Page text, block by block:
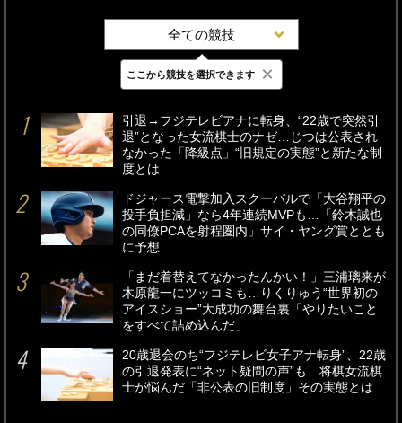
全ての競技
最新 24時間 週間
引退→フジテレビアナに転身、“22歳で突然引
退”となった女流棋士のナゼ…じつは公表され
なかった「降級点」“旧規定の実態”と新たな制
度とは
ドジャース電撃加入スクーバルで「大谷翔平の
投手負担減」なら4年連続MVPも…「鈴木誠也
の同僚PCAを射程圏内」サイ・ヤング賞ととも
に予想
「まだ着替えてなかったんかい！」三浦璃来が
木原龍一にツッコミも…りくりゅう“世界初の
アイスショー”大成功の舞台裏「やりたいこと
をすべて詰め込んだ」
20歳退会のち“フジテレビ女子アナ転身”、22歳
の引退発表に“ネット疑問の声”も…将棋女流棋
士が悩んだ「非公表の旧制度」その実態とは
ここから競技を選択できます ×